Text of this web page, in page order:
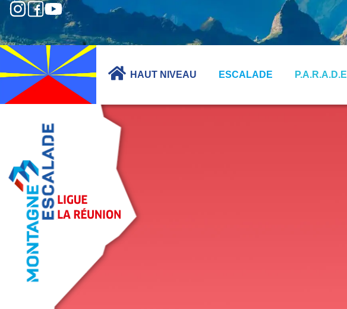
HAUT NIVEAU ESCALADE P.A.R.A.D.E